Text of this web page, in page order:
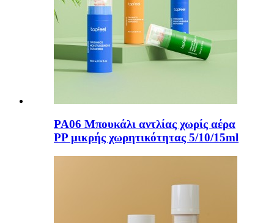
PA06 Μπουκάλι αντλίας χωρίς αέρα
PP μικρής χωρητικότητας 5/10/15ml